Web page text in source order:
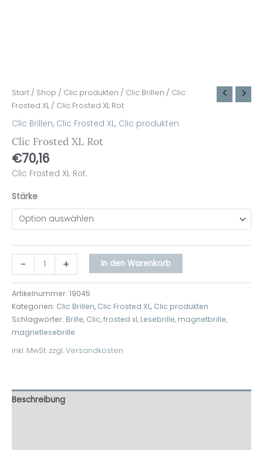
Start / Shop / Clic produkten / Clic Brillen / Clic
Frosted XL / Clic Frosted XL Rot
Clic Brillen, Clic Frosted XL, Clic produkten
Clic Frosted XL Rot
€70,16
Clic Frosted XL Rot.
Stärke
- + In den Warenkorb
Artikelnummer: 19045
Kategorien: Clic Brillen, Clic Frosted XL, Clic produkten
Schlagwörter: Brille, Clic,frosted xl, Lesebrille, magnetbrille,
magnetlesebrille
inkl. MwSt. zzgl.Versandkosten
Beschreibung